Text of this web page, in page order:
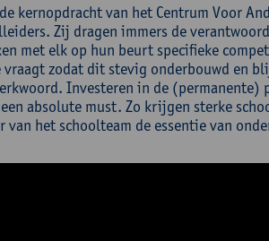
kernopdracht van het Centrum Voor
Zij dragen immers de
met elk op hun beurt specifieke
zodat dit stevig onderbouwd en
Investeren in de (permanente)
absolute must. Zo krijgen sterke
van het schoolteam de essentie van